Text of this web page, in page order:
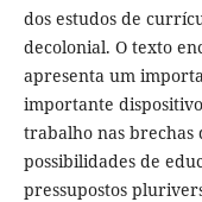
dos estudos de
decolonial. O texto
apresenta um
importante
trabalho nas
possibilidades de
pressupostos